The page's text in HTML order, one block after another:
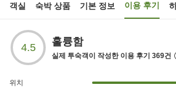
객실 숙박 상품 기본 정보 이용 후기
4.5 훌륭함
실제 투숙객이 작성한 이용 후기 369건
위치